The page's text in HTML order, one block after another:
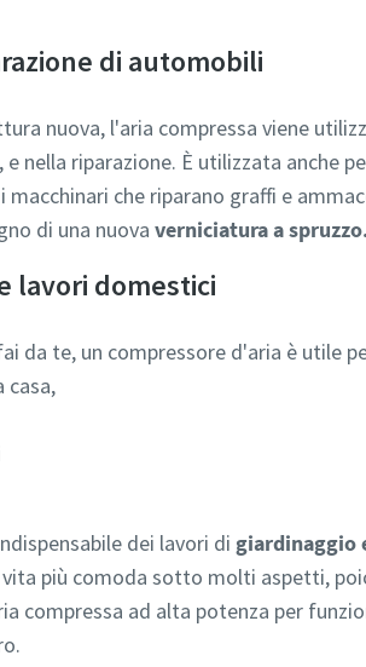
di automobili
nuova, l'aria compressa viene
nella riparazione. È utilizzata anche
che riparano graffi e
di una nuova verniciatura a
lavori domestici
da te, un compressore d'aria è utile
casa,
dei lavori di giardinaggio
vita più comoda sotto molti aspetti,
compressa ad alta potenza per